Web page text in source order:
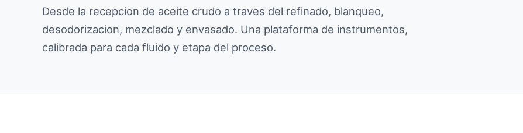
Desde la recepcion de aceite crudo a traves del refinado, blanqueo,
desodorizacion, mezclado y envasado. Una plataforma de instrumentos,
calibrada para cada fluido y etapa del proceso.